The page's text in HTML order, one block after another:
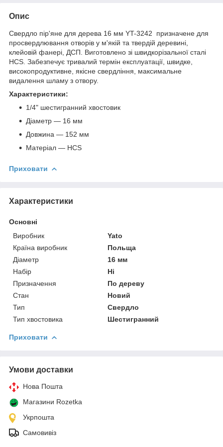
Опис
Свердло пір'яне для дерева 16 мм YT-3242 призначене для
просвердлювання отворів у м'якій та твердій деревині,
клейовій фанері, ДСП. Виготовлено зі швидкорізальної сталі
HCS. Забезпечує тривалий термін експлуатації, швидке,
високопродуктивне, якісне свердління, максимальне
видалення шламу з отвору.
Характеристики:
1/4" шестигранний хвостовик
Діаметр — 16 мм
Довжина — 152 мм
Матеріал — HCS
Приховати
Характеристики
Основні
Виробник
Yato
Країна виробник
Польща
Діаметр
16 мм
Набір
Ні
Призначення
По дереву
Стан
Новий
Тип
Свердло
Тип хвостовика
Шестигранний
Приховати
Умови доставки
Нова Пошта
Магазини Rozetka
Укрпошта
Самовивіз